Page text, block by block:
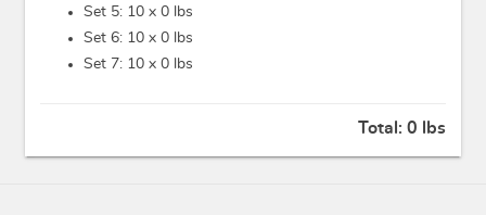
Set 5: 10 x 0 lbs
Set 6: 10 x 0 lbs
Set 7: 10 x 0 lbs
Total: 0 lbs